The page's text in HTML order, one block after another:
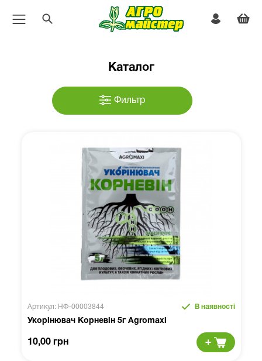
Каталог
Фильтр
Артикул: НФ-00003844 В наявності
Укорінювач Корневін 5г Agromaxi
10,00 грн